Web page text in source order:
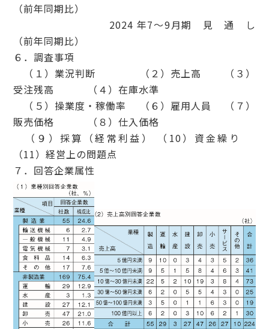
（前年同期比）
2024 年7～9月期 見 通 し
（前年同期比）
６．調査事項
（１）業況判断 （２）売上高 （３）
受注残高 （４）在庫水準
（５）操業度・稼働率 （６）雇用人員 （７）
販売価格 （８）仕入価格
（９）採算（経常利益） （10）資金繰り
（11）経営上の問題点
７．回答企業属性